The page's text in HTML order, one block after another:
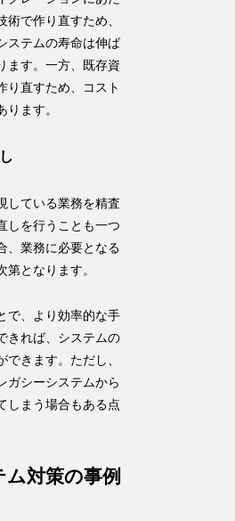
術で作り直すため、
ステムの寿命は伸ば
ます。一方、既存資
り直すため、コスト
ります。
している業務を精査
しを行う ことも一つ
、業務に必要となる
第となります。
で、より効率的な手
きれば、システムの
できます。ただし、
ガシーシステムから
しまう場合もある点
対策の事例